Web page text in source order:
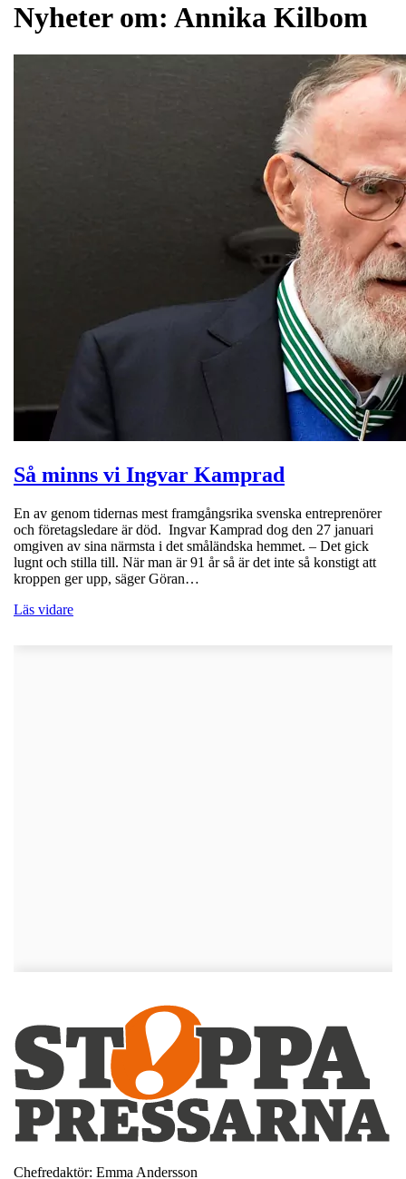
Nyheter om: Annika Kilbom
Så minns vi Ingvar Kamprad
En av genom tidernas mest framgångsrika svenska entreprenörer
och företagsledare är död. Ingvar Kamprad dog den 27 januari
omgiven av sina närmsta i det småländska hemmet. – Det gick
lugnt och stilla till. När man är 91 år så är det inte så konstigt att
kroppen ger upp, säger Göran…
Läs vidare
Chefredaktör: Emma Andersson